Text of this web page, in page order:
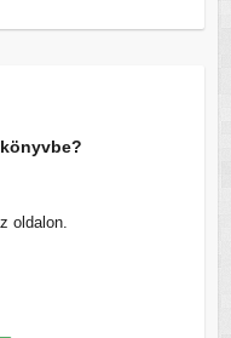
oldalon.